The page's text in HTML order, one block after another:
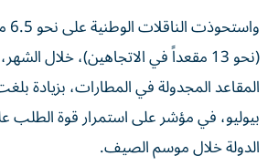
(نحو 13 مقعداً في الاتجاهين)، خلال
بيوليو، في مؤشر على استمرار قوة الطلب
الدولة خلال موسم الصيف.